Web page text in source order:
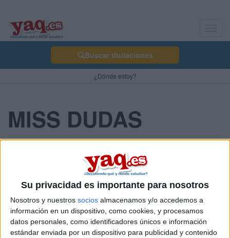
Su privacidad es importante para nosotros
Nosotros y nuestros socios almacenamos y/o accedemos a
información en un dispositivo, como cookies, y procesamos
datos personales, como identificadores únicos e información
estándar enviada por un dispositivo para publicidad y contenido
Buscar titulaciones
¿Dónde estoy?
MISS DUDAS
Hola, soy una chica que está estudiando 2º de bachillerato. Me
acabo de mudar a Almeria obligadamente y mi problema es que
vuelvo a estudiar a Madrid cuando termine el curso. Ahora mis
duda es:
. como la selectividad la tengo que hacer aquí, luego que hago
para matricularme en madrid? (carlos III)